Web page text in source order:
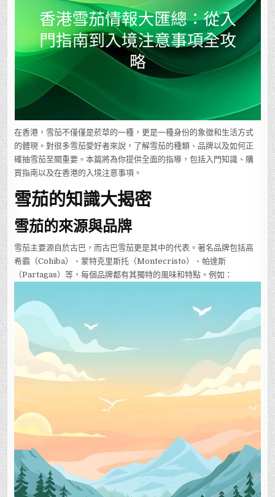
總：
從
入
門
指
南
到
注
略
在香港，雪茄不僅僅是菸草的一種，更是一種身份的象徵和生活方式
的體現。對很多雪茄愛好者來說，了解雪茄的種類、品牌以及如何正
確抽雪茄至關重要。本篇將為你提供全面的指導，包括入門知識、購
買指南以及在香港的入境注意事項。
雪茄的知識大揭密
雪茄的來源與品牌
雪茄主要源自於古巴，而古巴雪茄更是其中的代表。著名品牌包括高
希霸（Cohiba）、蒙特克里斯托（Montecristo）、帕達斯
（Partagas）等，每個品牌都有其獨特的風味和特點。例如：